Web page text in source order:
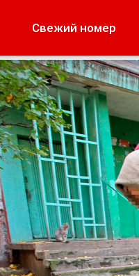
Свежий номер
Лето наших